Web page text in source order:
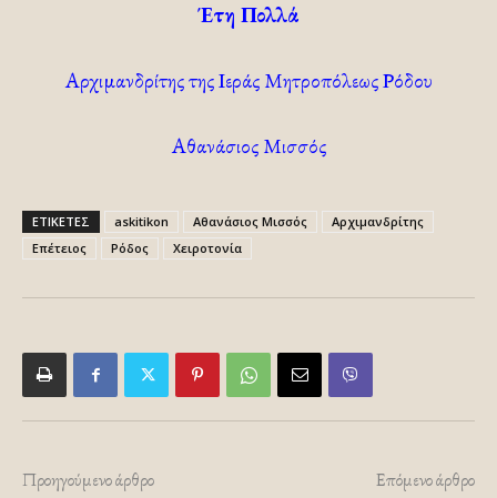
Έτη Πολλά
Αρχιμανδρίτης της Ιεράς Μητροπόλεως Ρόδου
Αθανάσιος Μισσός
ΕΤΙΚΕΤΕΣ askitikon Αθανάσιος Μισσός
Αρχιμανδρίτης
Επέτειος
Ρόδος Χειροτονία
Προηγούμενο άρθρο Επόμενο άρθρο